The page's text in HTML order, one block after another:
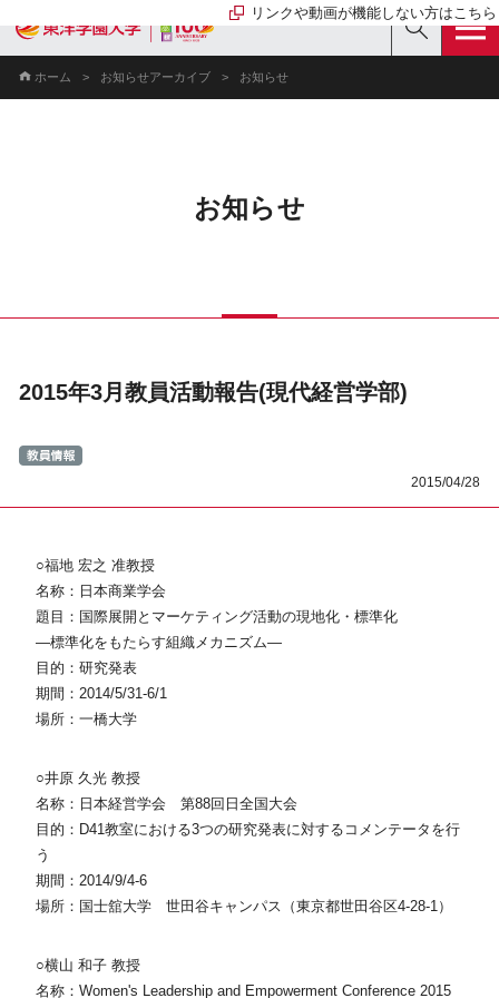
ホーム お知らせアーカイブ お知らせ
お知らせ
2015年3月教員活動報告(現代経営学部)
2015/04/28
リンクや動画が機能しない方はこちら
○福地 宏之 准教授
名称：日本商業学会
題目：国際展開とマーケティング活動の現地化・標準化
―標準化をもたらす組織メカニズム―
目的：研究発表
期間：2014/5/31-6/1
場所：一橋大学
○井原 久光 教授
名称：日本経営学会 第88回日全国大会
目的：D41教室における3つの研究発表に対するコメンテータを行
う
期間：2014/9/4-6
場所：国士舘大学 世田谷キャンパス（東京都世田谷区4-28-1）
○横山 和子 教授
名称：Women's Leadership and Empowerment Conference 2015